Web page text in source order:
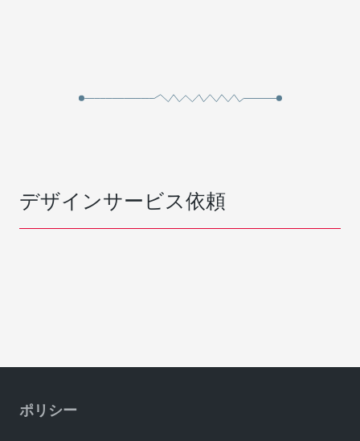
デザインサービス依頼
ポリシー